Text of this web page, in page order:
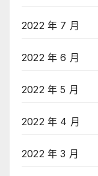
2022 年 7 月
2022 年 6 月
2022 年 5 月
2022 年 4 月
2022 年 3 月